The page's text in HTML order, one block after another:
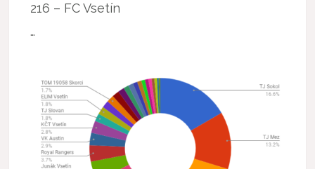
216 – FC Vsetín
…